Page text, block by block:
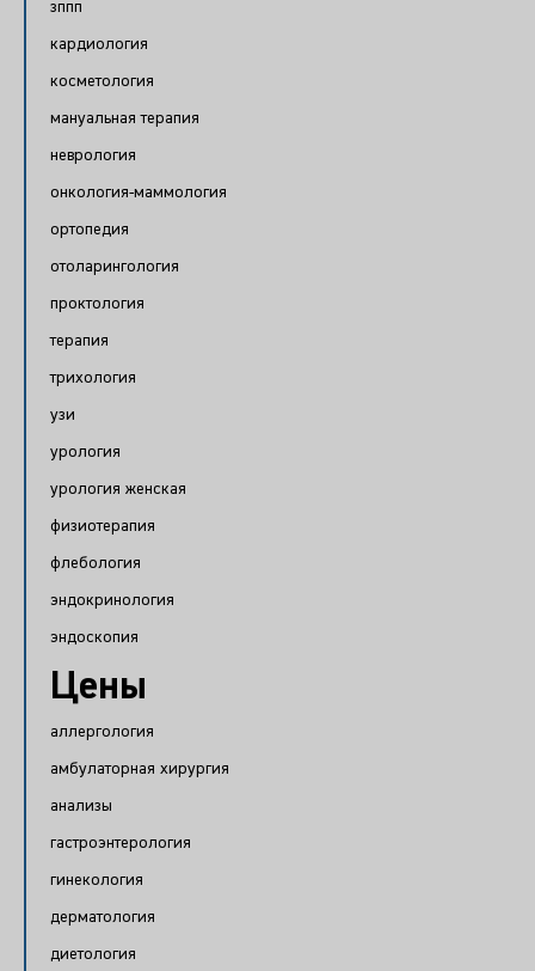
зппп
кардиология
косметология
мануальная терапия
неврология
онкология-маммология
ортопедия
отоларингология
проктология
терапия
трихология
узи
урология
урология женская
физиотерапия
флебология
эндокринология
эндоскопия
Цены
аллергология
амбулаторная хирургия
анализы
гастроэнтерология
гинекология
дерматология
диетология